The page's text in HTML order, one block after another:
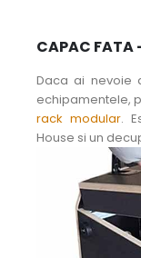
CAPAC FATA
Daca ai nevoie
echipamentele,
rack modular.
House si un